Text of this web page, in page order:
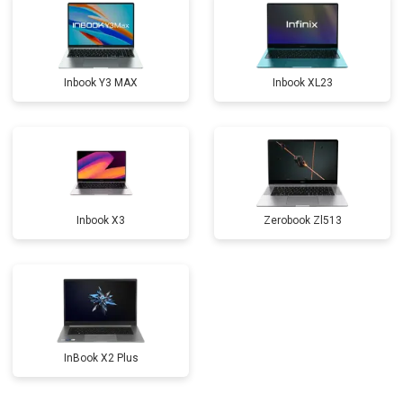
Замена северного моста от 3500 ₽
Ремонт петель от 3990 ₽ Заказать
Inbook Y3 MAX Inbook XL23
Inbook X3 Zerobook Zl513
InBook X2 Plus